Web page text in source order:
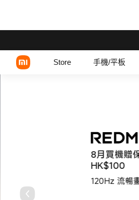
Store 手機/平板
小米香港官網 | 智
8月買機贈
HK$100
120Hz 流暢